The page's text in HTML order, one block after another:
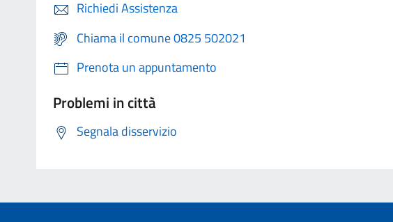
Richiedi Assistenza
Chiama il comune 0825 502021
Prenota un appuntamento
Problemi in città
Segnala disservizio